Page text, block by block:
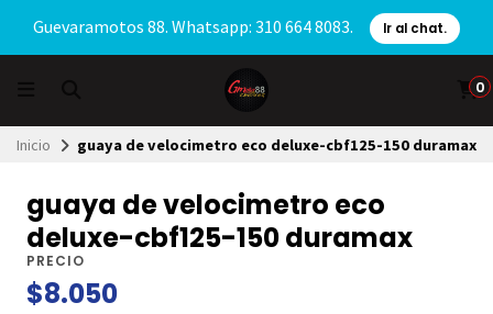
Guevaramotos 88. Whatsapp: 310 664 8083. Ir al chat.
0
Inicio guaya de velocimetro eco deluxe-cbf125-150 duramax
guaya de velocimetro eco
deluxe-cbf125-150 duramax
PRECIO
$8.050